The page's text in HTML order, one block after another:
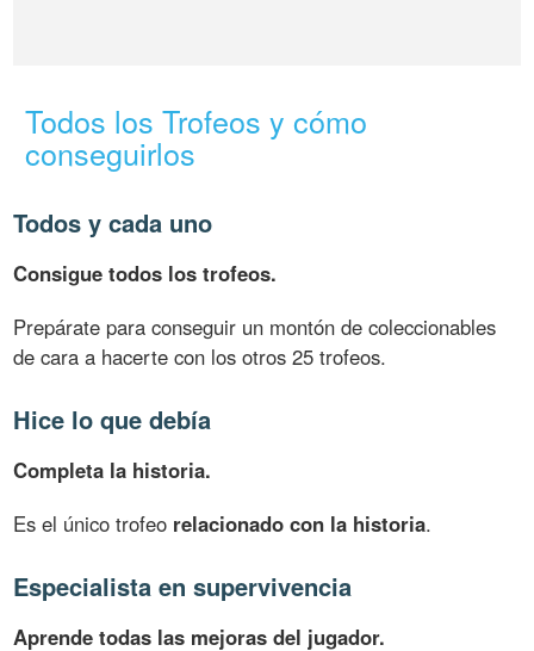
Todos los Trofeos y cómo
conseguirlos
Todos y cada uno
Consigue todos los trofeos.
Prepárate para conseguir un montón de coleccionables
de cara a hacerte con los otros 25 trofeos.
Hice lo que debía
Completa la historia.
Es el único trofeo relacionado con la historia.
Especialista en supervivencia
Aprende todas las mejoras del jugador.